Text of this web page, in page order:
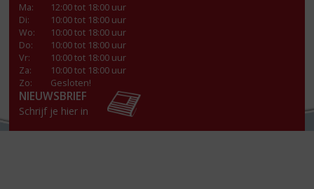
Ma:
12:00 tot 18:00 uur
Di:
10:00 tot 18:00 uur
Wo:
10:00 tot 18:00 uur
Do:
10:00 tot 18:00 uur
Vr:
10:00 tot 18:00 uur
Za:
10:00 tot 18:00 uur
Zo:
Gesloten!
NIEUWSBRIEF
Schrijf je hier in